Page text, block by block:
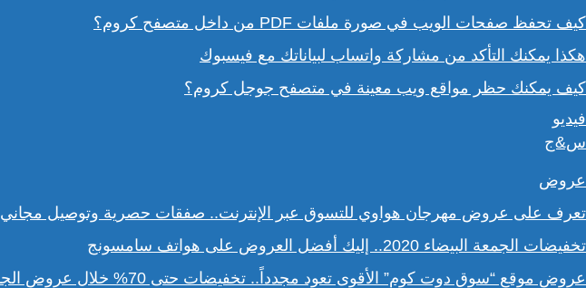
كيف تحفظ صفحات الويب في صورة ملفات PDF من داخل متصفح كروم؟
هكذا يمكنك التأكد من مشاركة واتساب لبياناتك مع فيسبوك
كيف يمكنك حظر مواقع ويب معينة في متصفح جوجل كروم؟
فيديو
س&ج
عروض
تعرف على عروض مهرجان هواوي للتسوق عبر الإنترنت.. صفقات حصرية وتوصيل مجاني
تخفيضات الجمعة البيضاء 2020.. إليك أفضل العروض على هواتف سامسونج
عروض موقع “سوق دوت كوم” الأقوى تعود مجدداً.. تخفيضات حتى 70% خلال عروض الجمعة البيضاء